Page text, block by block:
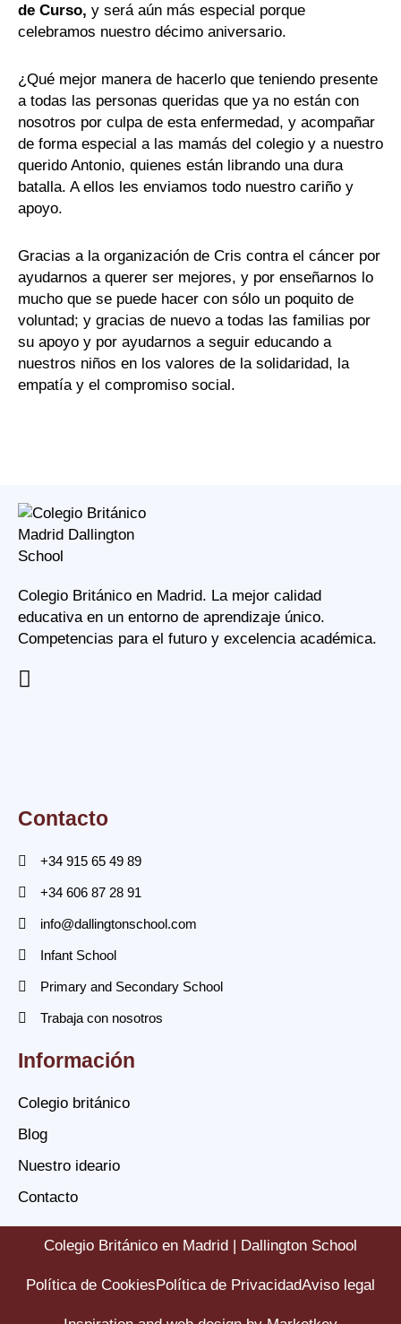
de Curso, y será aún más especial porque
celebramos nuestro décimo aniversario.
¿Qué mejor manera de hacerlo que teniendo presente
a todas las personas queridas que ya no están con
nosotros por culpa de esta enfermedad, y acompañar
de forma especial a las mamás del colegio y a nuestro
querido Antonio, quienes están librando una dura
batalla. A ellos les enviamos todo nuestro cariño y
apoyo.
Gracias a la organización de Cris contra el cáncer por
ayudarnos a querer ser mejores, y por enseñarnos lo
mucho que se puede hacer con sólo un poquito de
voluntad; y gracias de nuevo a todas las familias por
su apoyo y por ayudarnos a seguir educando a
nuestros niños en los valores de la solidaridad, la
empatía y el compromiso social.
Colegio Británico en Madrid. La mejor calidad
educativa en un entorno de aprendizaje único.
Competencias para el futuro y excelencia académica.
Contacto
+34 915 65 49 89
+34 606 87 28 91
info@dallingtonschool.com
Infant School
Primary and Secondary School
Trabaja con nosotros
Información
Colegio británico
Blog
Nuestro ideario
Contacto
Colegio Británico en Madrid | Dallington School
Política de CookiesPolítica de PrivacidadAviso legal